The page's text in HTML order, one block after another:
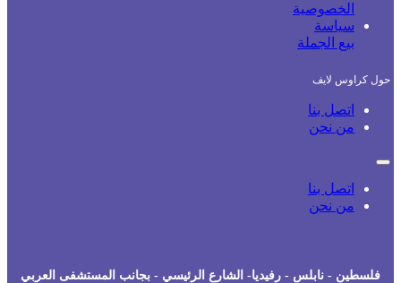
الخصوصية
سياسة
بيع الجملة
كراوس لايف
اتصل بنا
من نحن
اتصل بنا
من نحن
فلسطين - نابلس - رفيديا- الشارع الرئيسي - بجانب المستشفى العربي